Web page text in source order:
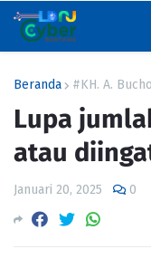
Beranda #KH. A.
Lupa
atau
Januari 20, 2025 0